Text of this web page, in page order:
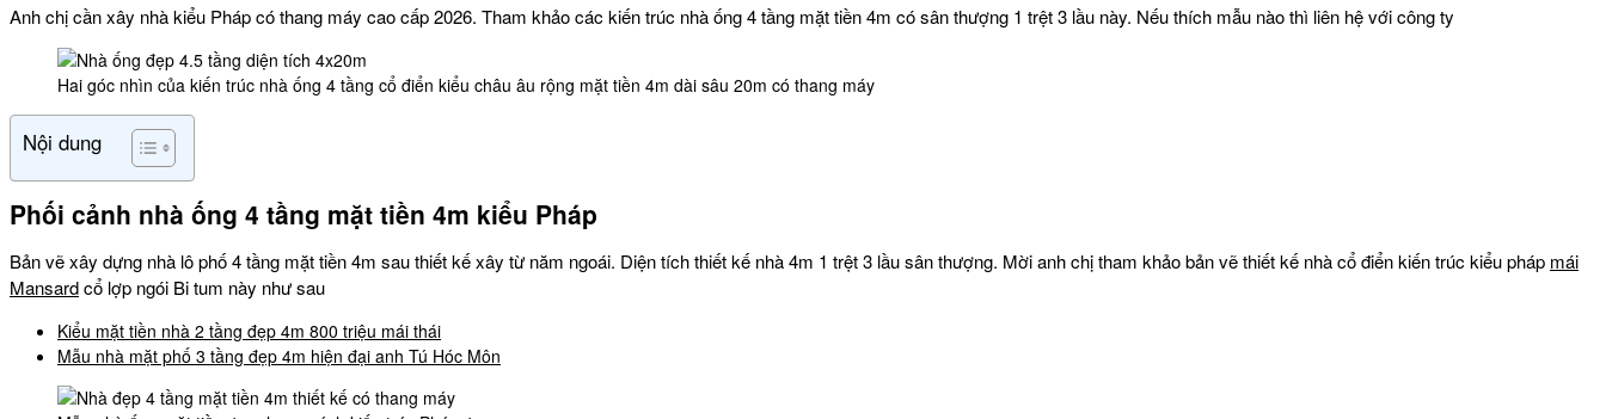
Anh chị cần xây nhà kiểu Pháp có thang máy cao cấp 2026. Tham khảo các kiến trúc nhà ống 4 tầng mặt tiền 4m có sân thượng 1 trệt 3 lầu này. Nếu thích mẫu nào thì liên hệ với công ty
Hai góc nhìn của kiến trúc nhà ống 4 tầng cổ điển kiểu châu âu rộng mặt tiền 4m dài sâu 20m có thang máy
Nội dung
Phối cảnh nhà ống 4 tầng mặt tiền 4m kiểu Pháp
Bản vẽ xây dựng nhà lô phố 4 tầng mặt tiền 4m sau thiết kế xây từ năm ngoái. Diện tích thiết kế nhà 4m 1 trệt 3 lầu sân thượng. Mời anh chị tham khảo bản vẽ thiết kế nhà cổ điển kiến trúc kiểu pháp mái
Mansardcổ lợp ngói Bi tum này như sau
Kiểu mặt tiền nhà 2 tầng đẹp 4m 800 triệu mái thái
Mẫu nhà mặt phố 3 tầng đẹp 4m hiện đại anh Tú Hóc Môn